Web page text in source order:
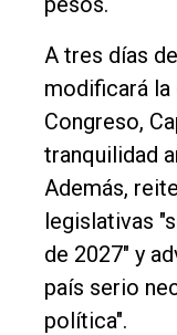
Deportes
Fúnebres
Edición
Empresa
Nosotros
Contacto
A tres días
modificará
Congreso,
tranquilidad
Además,
legislativas
de 2027" y
país serio
política".